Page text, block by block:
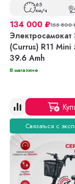
65
км/ч
134 000 ₽155 800
Электросамокат
(Currus) R11 Mini
39.6 Amh
В магазине
Связаться с